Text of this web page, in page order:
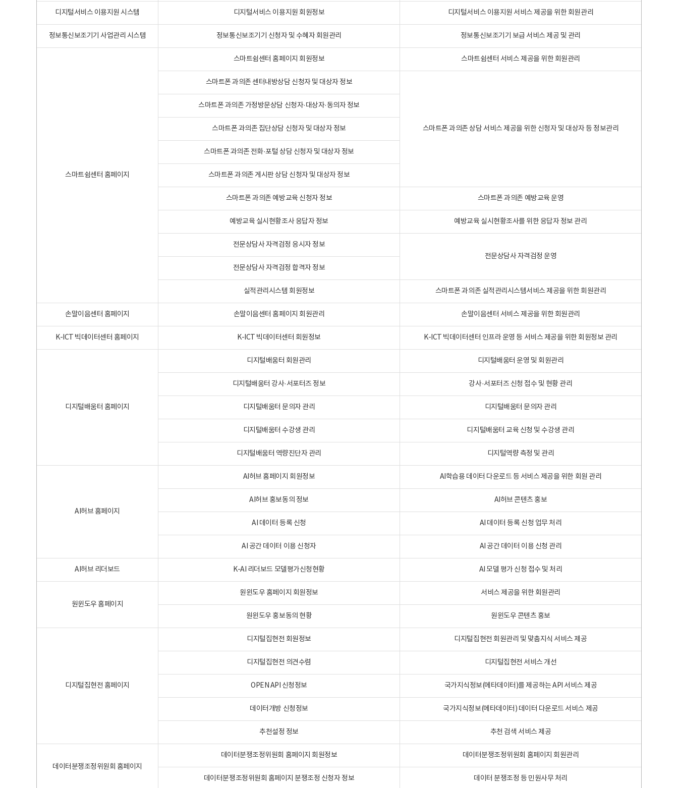
디지털서비스 이용지원 시스템 디지털서비스 이용지원 회원정보 디지털서비스 이용지원 서비스 제공을 위한 회원관리
정보통신보조기기 사업관리 시스템 정보통신보조기기 신청자 및 수혜자 회원관리 정보통신보조기기 보급 서비스 제공 및 관리
스마트쉼센터 홈페이지
스마트쉼센터 홈페이지 회원정보 스마트쉼센터 서비스 제공을 위한 회원관리
스마트폰 과의존 센터내방상담 신청자 및 대상자 정보
스마트폰 과의존 상담 서비스 제공을 위한 신청자 및 대상자 등 정보관리
스마트폰 과의존 가정방문상담 신청자·대상자·동의자 정보
스마트폰 과의존 집단상담 신청자 및 대상자 정보
스마트폰 과의존 전화·포털 상담 신청자 및 대상자 정보
스마트폰 과의존 게시판 상담 신청자 및 대상자 정보
스마트폰 과의존 예방교육 신청자 정보 스마트폰 과의존 예방교육 운영
예방교육 실시현황조사 응답자 정보 예방교육 실시현황조사를 위한 응답자 정보 관리
전문상담사 자격검정 응시자 정보
전문상담사 자격검정 운영
전문상담사 자격검정 합격자 정보
실적관리시스템 회원정보 스마트폰 과의존 실적관리시스템서비스 제공을 위한 회원관리
손말이음센터 홈페이지 손말이음센터 홈페이지 회원관리 손말이음센터 서비스 제공을 위한 회원관리
K-ICT 빅데이터센터 홈페이지 K-ICT 빅데이터센터 회원정보 K-ICT 빅데이터센터 인프라 운영 등 서비스 제공을 위한 회원정보 관리
디지털배움터 홈페이지
디지털배움터 회원관리 디지털배움터 운영 및 회원관리
디지털배움터 강사·서포터즈 정보 강사·서포터즈 신청 접수 및 현황 관리
디지털배움터 문의자 관리 디지털배움터 문의자 관리
디지털배움터 수강생 관리 디지털배움터 교육 신청 및 수강생 관리
디지털배움터 역량진단자 관리 디지털역량 측정 및 관리
AI허브 홈페이지
AI허브 홈페이지 회원정보 AI학습용 데이터 다운로드 등 서비스 제공을 위한 회원 관리
AI허브 홍보동의 정보 AI허브 콘텐츠 홍보
AI 데이터 등록 신청 AI 데이터 등록 신청 업무 처리
AI 공간 데이터 이용 신청자 AI 공간 데이터 이용 신청 관리
AI허브 리더보드 K-AI 리더보드 모델평가신청현황 AI 모델 평가 신청 접수 및 처리
원윈도우 홈페이지
원윈도우 홈페이지 회원정보 서비스 제공을 위한 회원관리
원윈도우 홍보동의 현황 원윈도우 콘텐츠 홍보
디지털집현전 홈페이지
디지털집현전 회원정보 디지털집현전 회원관리 및 맞춤지식 서비스 제공
디지털집현전 의견수렴 디지털집현전 서비스 개선
OPEN API 신청정보 국가지식정보(메타데이터)를 제공하는 API 서비스 제공
데이터개방 신청정보 국가지식정보(메타데이터) 데이터 다운로드 서비스 제공
추천설정 정보 추천 검색 서비스 제공
데이터분쟁조정위원회 홈페이지
데이터분쟁조정위원회 홈페이지 회원정보 데이터분쟁조정위원회 홈페이지 회원관리
데이터분쟁조정위원회 홈페이지 분쟁조정 신청자 정보 데이터 분쟁조정 등 민원사무 처리